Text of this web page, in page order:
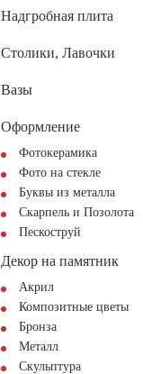
Надгробная плита
Столики, Лавочки
Вазы
Оформление
Фотокерамика
Фото на стекле
Буквы из металла
Скарпель и Позолота
Пескоструй
Декор на памятник
Акрил
Композитные цветы
Бронза
Металл
Скульптура